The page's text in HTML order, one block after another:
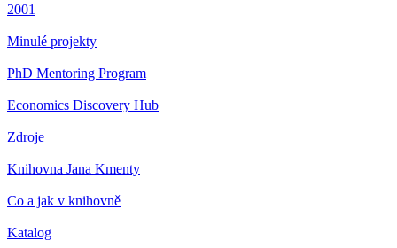
2001
Minulé projekty
PhD Mentoring Program
Economics Discovery Hub
Zdroje
Knihovna Jana Kmenty
Co a jak v knihovně
Katalog